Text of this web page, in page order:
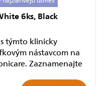
6ks, Black
týmto klinicky
nástavcom na
Zaznamenajte